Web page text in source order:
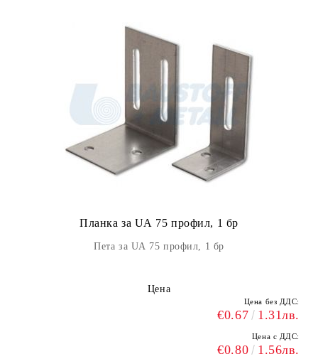
Планка за UА 75 профил, 1 бр
Пета за UА 75 профил, 1 бр
Цена
Цена без ДДС:
€0.67 1.31лв.
Цена с ДДС:
€0.80 1.56лв.